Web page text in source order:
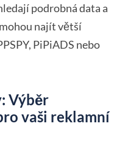
podrobná data a
najít větší
PiPiADS nebo
Výběr
vaši reklamní